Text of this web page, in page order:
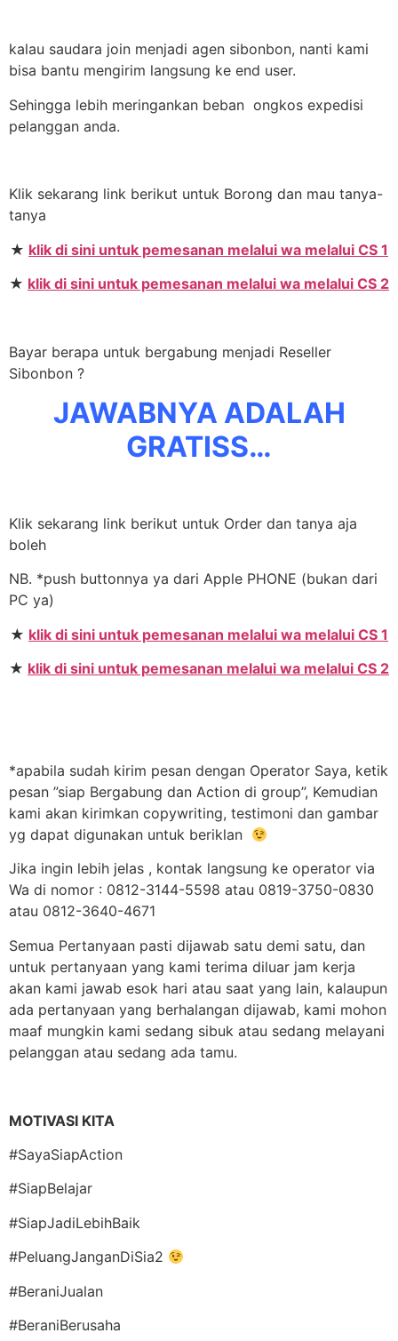
kalau saudara join menjadi agen sibonbon, nanti kami
bisa bantu mengirim langsung ke end user.
Sehingga lebih meringankan beban ongkos expedisi
pelanggan anda.
Klik sekarang link berikut untuk Borong dan mau tanya-
tanya
★ klik di sini untuk pemesanan melalui wa melalui CS 1
★ klik di sini untuk pemesanan melalui wa melalui CS 2
Bayar berapa untuk bergabung menjadi Reseller
Sibonbon ?
JAWABNYA ADALAH
GRATISS…
Klik sekarang link berikut untuk Order dan tanya aja
boleh
NB. *push buttonnya ya dari Apple PHONE (bukan dari
PC ya)
★ klik di sini untuk pemesanan melalui wa melalui CS 1
★ klik di sini untuk pemesanan melalui wa melalui CS 2
*apabila sudah kirim pesan dengan Operator Saya, ketik
pesan ”siap Bergabung dan Action di group”, Kemudian
kami akan kirimkan copywriting, testimoni dan gambar
yg dapat digunakan untuk beriklan
Jika ingin lebih jelas , kontak langsung ke operator via
Wa di nomor : 0812-3144-5598 atau 0819-3750-0830
atau 0812-3640-4671
Semua Pertanyaan pasti dijawab satu demi satu, dan
untuk pertanyaan yang kami terima diluar jam kerja
akan kami jawab esok hari atau saat yang lain, kalaupun
ada pertanyaan yang berhalangan dijawab, kami mohon
maaf mungkin kami sedang sibuk atau sedang melayani
pelanggan atau sedang ada tamu.
MOTIVASI KITA
#SayaSiapAction
#SiapBelajar
#SiapJadiLebihBaik
#PeluangJanganDiSia2
#BeraniJualan
#BeraniBerusaha